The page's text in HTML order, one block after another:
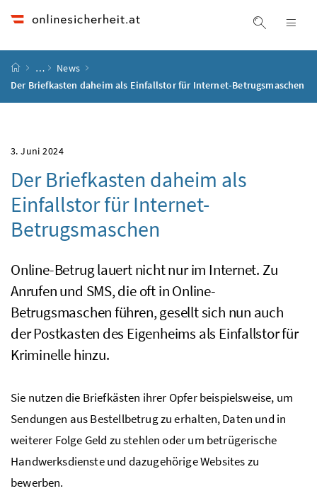
Suche
Startseite
…
News
Der Briefkasten daheim als Einfallstor für Internet-Betrugsmaschen
3. Juni 2024
Der Briefkasten daheim als
Einfallstor für Internet-
Betrugsmaschen
Online-Betrug lauert nicht nur im Internet. Zu
Anrufen und SMS, die oft in Online-
Betrugsmaschen führen, gesellt sich nun auch
der Postkasten des Eigenheims als Einfallstor für
Kriminelle hinzu.
Sie nutzen die Briefkästen ihrer Opfer beispielsweise, um
Sendungen aus Bestellbetrug zu erhalten, Daten und in
weiterer Folge Geld zu stehlen oder um betrügerische
Handwerksdienste und dazugehörige Websites zu
bewerben.